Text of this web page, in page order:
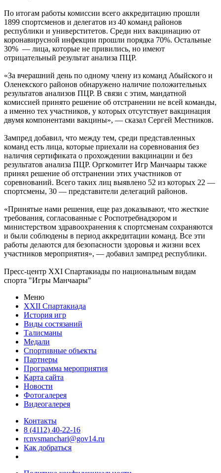
По итогам работы комиссии всего аккредитацию прошли
1899 спортсменов и делегатов из 40 команд районов
республики и универститетов. Среди них вакцинацию от
коронавирусной инфекции прошли порядка 70%. Остальные
30% — лица, которые не привились, но имеют
отрицательный результат анализа ПЦР.
«За вчерашний день по одному члену из команд Абыйского и
Оленекского районов обнаружено наличие положительных
результатов анализов ПЦР. В связи с этим, мандатной
комиссией принято решение об отстранении не всей команды,
а именно тех участников, у которых отсутствует вакцинация
двумя компонентами вакцины», — сказал Сергей Местников.
Зампред добавил, что между тем, среди представленных
команд есть лица, которые приехали на соревнования без
наличия сертификата о прохождении вакцинации и без
результатов анализа ПЦР. Оргкомитет Игр Манчаары также
принял решение об отстранении этих участников от
соревнований. Всего таких лиц выявлено 52 из которых 22 —
спортсмены, 30 — представители делегаций районов.
«Принятые нами решения, еще раз доказывают, что жесткие
требования, согласованные с Роспотребнадзором и
министерством здравоохранения к спортсменам сохраняются
и были соблюдены в период аккредитации команд. Все эти
работы делаются для безопасности здоровья и жизни всех
участников мероприятия», — добавил зампред республики.
Пресс-центр XXI Спартакиады по национальным видам
спорта "Игры Манчаары"
Меню
XXII Спартакиада
История игр
Виды состязаний
Талисманы
Медали
Спортивные объекты
Партнеры
Программа мероприятия
Карта сайта
Новости
Фотогалерея
Видеогалерея
Контакты
8 (4112) 40-22-16
rcnvsmanchari@gov14.ru
Как добраться